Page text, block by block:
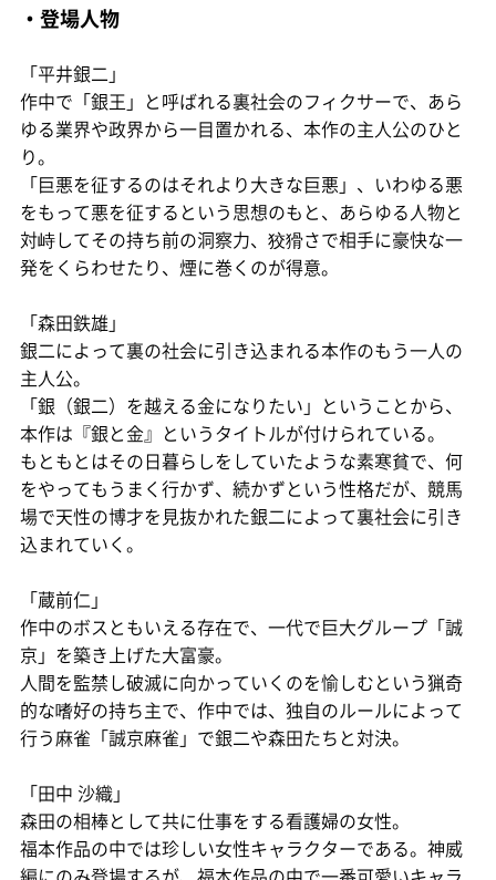
・登場人物
「平井銀二」
作中で「銀王」と呼ばれる裏社会のフィクサーで、あら
ゆる業界や政界から一目置かれる、本作の主人公のひと
り。
「巨悪を征するのはそれより大きな巨悪」、いわゆる悪
をもって悪を征するという思想のもと、あらゆる人物と
対峙してその持ち前の洞察力、狡猾さで相手に豪快な一
発をくらわせたり、煙に巻くのが得意。
「森田鉄雄」
銀二によって裏の社会に引き込まれる本作のもう一人の
主人公。
「銀（銀二）を越える金になりたい」ということから、
本作は『銀と金』というタイトルが付けられている。
もともとはその日暮らしをしていたような素寒貧で、何
をやってもうまく行かず、続かずという性格だが、競馬
場で天性の博才を見抜かれた銀二によって裏社会に引き
込まれていく。
「蔵前仁」
作中のボスともいえる存在で、一代で巨大グループ「誠
京」を築き上げた大富豪。
人間を監禁し破滅に向かっていくのを愉しむという猟奇
的な嗜好の持ち主で、作中では、独自のルールによって
行う麻雀「誠京麻雀」で銀二や森田たちと対決。
「田中 沙織」
森田の相棒として共に仕事をする看護婦の女性。
福本作品の中では珍しい女性キャラクターである。神威